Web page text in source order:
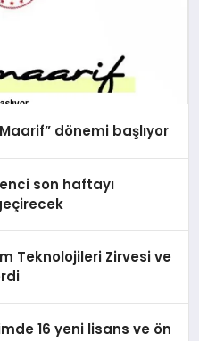
dönemi başlıyor
son haftayı
Teknolojileri Zirvesi ve
16 yeni lisans ve ön